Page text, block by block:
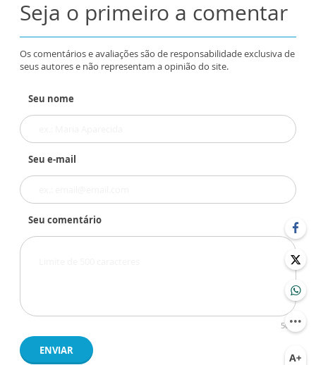
Seja o primeiro a comentar
Os comentários e avaliações são de responsabilidade exclusiva de
seus autores e não representam a opinião do site.
Seu nome
Seu e-mail
Seu comentário
500
ENVIAR